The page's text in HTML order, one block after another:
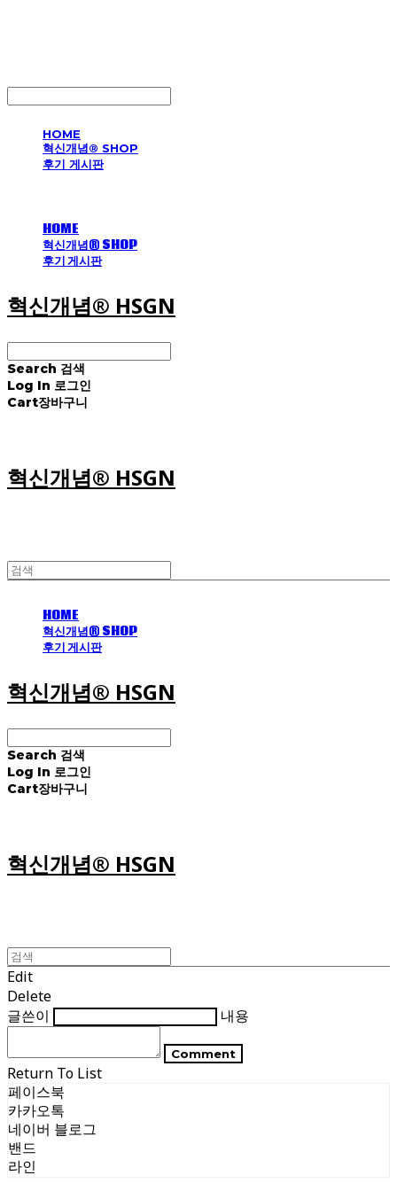
HOME
혁신개념® SHOP
후기 게시판
HOME
혁신개념® SHOP
후기 게시판
혁신개념® HSGN
Search 검색
Log In 로그인
Cart장바구니
혁신개념® HSGN
HOME
혁신개념® SHOP
후기 게시판
혁신개념® HSGN
Search 검색
Log In 로그인
Cart장바구니
혁신개념® HSGN
Edit
Delete
글쓴이
내용
Comment
Return To List
페이스북
카카오톡
네이버 블로그
밴드
라인